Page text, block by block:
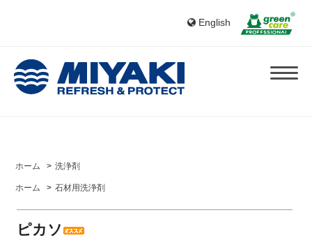
English
ホーム > 洗浄剤
ホーム > 石材用洗浄剤
ピカソ